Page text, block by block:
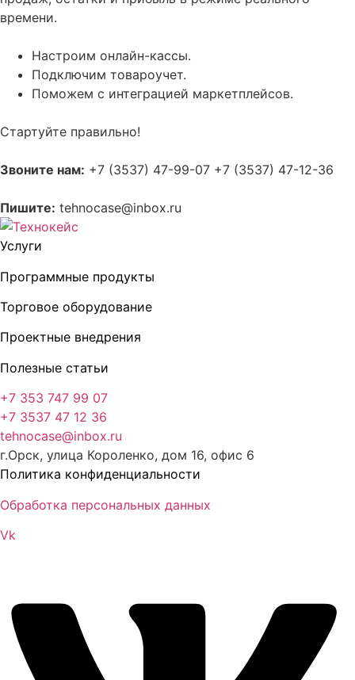
времени.
Настроим онлайн-кассы.
Подключим товароучет.
Поможем с интеграцией маркетплейсов.
Стартуйте правильно!
Звоните нам: +7 (3537) 47-99-07 +7 (3537) 47-12-36
Пишите: tehnocase@inbox.ru
Услуги
Программные продукты
Торговое оборудование
Проектные внедрения
Полезные статьи
+7 353 747 99 07
+7 3537 47 12 36
tehnocase@inbox.ru
г.Орск, улица Короленко, дом 16, офис 6
Политика конфиденциальности
Обработка персональных данных
Vk